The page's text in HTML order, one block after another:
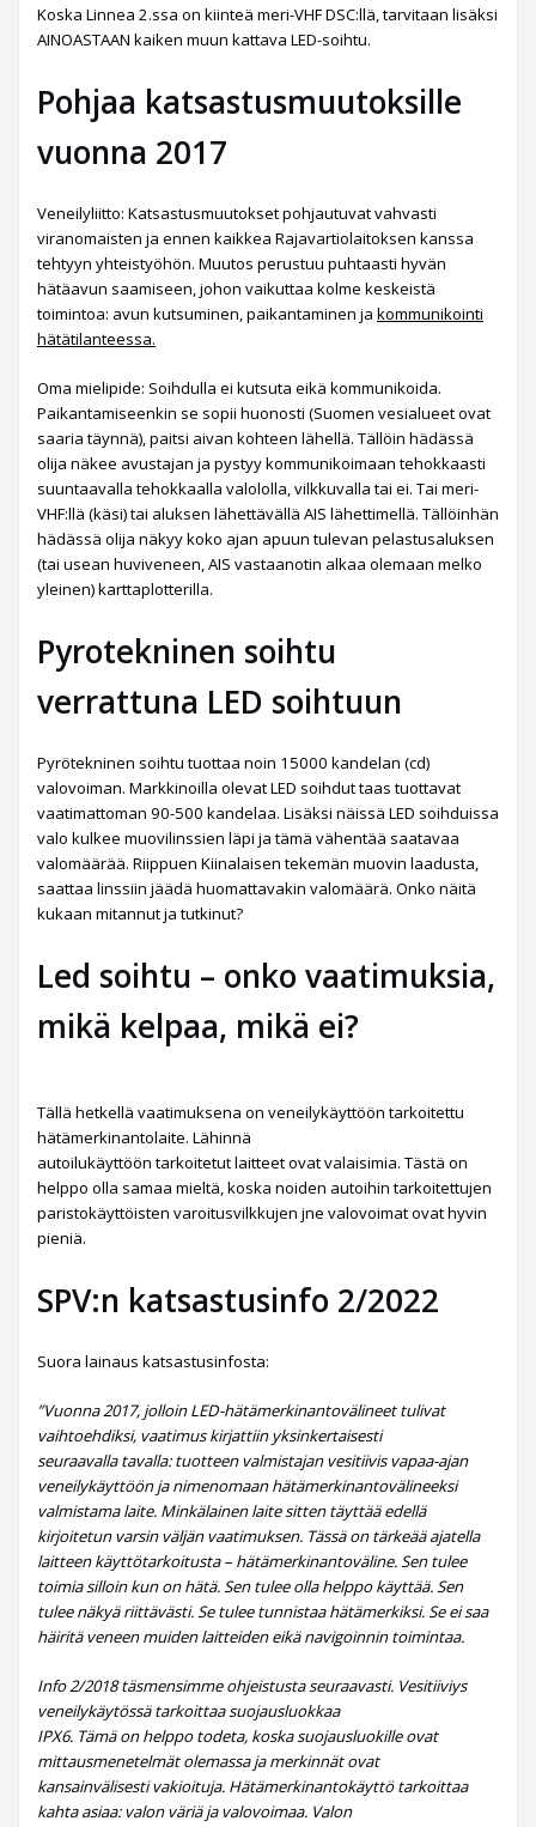
Koska Linnea 2.ssa on kiinteä meri-VHF DSC:llä, tarvitaan lisäksi
AINOASTAAN kaiken muun kattava LED-soihtu.
Pohjaa katsastusmuutoksille
vuonna 2017
Veneilyliitto: Katsastusmuutokset pohjautuvat vahvasti
viranomaisten ja ennen kaikkea Rajavartiolaitoksen kanssa
tehtyyn yhteistyöhön. Muutos perustuu puhtaasti hyvän
hätäavun saamiseen, johon vaikuttaa kolme keskeistä
toimintoa: avun kutsuminen, paikantaminen ja kommunikointi
hätätilanteessa.
Oma mielipide: Soihdulla ei kutsuta eikä kommunikoida.
Paikantamiseenkin se sopii huonosti (Suomen vesialueet ovat
saaria täynnä), paitsi aivan kohteen lähellä. Tällöin hädässä
olija näkee avustajan ja pystyy kommunikoimaan tehokkaasti
suuntaavalla tehokkaalla valololla, vilkkuvalla tai ei. Tai meri-
VHF:llä (käsi) tai aluksen lähettävällä AIS lähettimellä. Tällöinhän
hädässä olija näkyy koko ajan apuun tulevan pelastusaluksen
(tai usean huviveneen, AIS vastaanotin alkaa olemaan melko
yleinen) karttaplotterilla.
Pyrotekninen soihtu
verrattuna LED soihtuun
Pyrötekninen soihtu tuottaa noin 15000 kandelan (cd)
valovoiman. Markkinoilla olevat LED soihdut taas tuottavat
vaatimattoman 90-500 kandelaa. Lisäksi näissä LED soihduissa
valo kulkee muovilinssien läpi ja tämä vähentää saatavaa
valomäärää. Riippuen Kiinalaisen tekemän muovin laadusta,
saattaa linssiin jäädä huomattavakin valomäärä. Onko näitä
kukaan mitannut ja tutkinut?
Led soihtu – onko vaatimuksia,
mikä kelpaa, mikä ei?
Tällä hetkellä vaatimuksena on veneilykäyttöön tarkoitettu
hätämerkinantolaite. Lähinnä
autoilukäyttöön tarkoitetut laitteet ovat valaisimia. Tästä on
helppo olla samaa mieltä, koska noiden autoihin tarkoitettujen
paristokäyttöisten varoitusvilkkujen jne valovoimat ovat hyvin
pieniä.
SPV:n katsastusinfo 2/2022
Suora lainaus katsastusinfosta:
”Vuonna 2017, jolloin LED-hätämerkinantovälineet tulivat
vaihtoehdiksi, vaatimus kirjattiin yksinkertaisesti
seuraavalla tavalla: tuotteen valmistajan vesitiivis vapaa-ajan
veneilykäyttöön ja nimenomaan hätämerkinantovälineeksi
valmistama laite. Minkälainen laite sitten täyttää edellä
kirjoitetun varsin väljän vaatimuksen. Tässä on tärkeää ajatella
laitteen käyttötarkoitusta – hätämerkinantoväline. Sen tulee
toimia silloin kun on hätä. Sen tulee olla helppo käyttää. Sen
tulee näkyä riittävästi. Se tulee tunnistaa hätämerkiksi. Se ei saa
häiritä veneen muiden laitteiden eikä navigoinnin toimintaa.
Info 2/2018 täsmensimme ohjeistusta seuraavasti. Vesitiiviys
veneilykäytössä tarkoittaa suojausluokkaa
IPX6. Tämä on helppo todeta, koska suojausluokille ovat
mittausmenetelmät olemassa ja merkinnät ovat
kansainvälisesti vakioituja. Hätämerkinantokäyttö tarkoittaa
kahta asiaa: valon väriä ja valovoimaa. Valon